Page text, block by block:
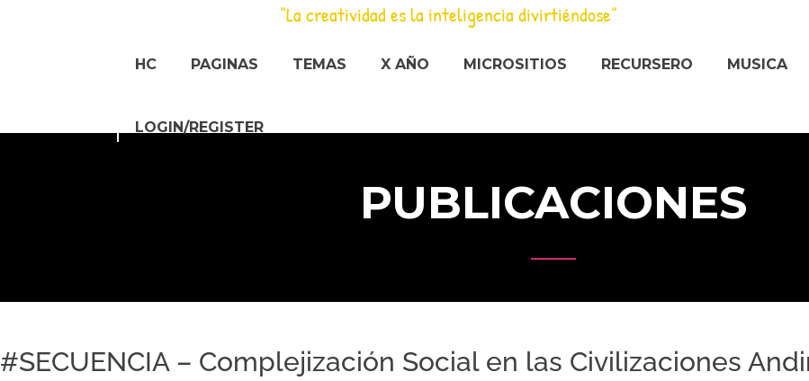
“La creatividad es la inteligencia divirtiéndose”
HC PAGINAS TEMAS X AÑO MICROSITIOS RECURSERO MUSICA
LOGIN/REGISTER
PUBLICACIONES
#SECUENCIA – Complejización Social en las Civilizaciones